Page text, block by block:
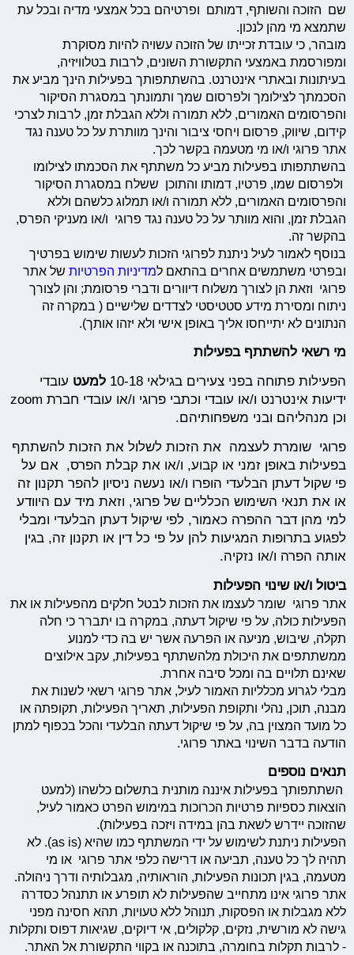
שם הזוכה והשותף, דמותם ופרטיהם בכל אמצעי מדיה ובכל עת
שתמצא מי מהן לנכון.
מובהר, כי עובדת זכייתו של הזוכה עשויה להיות מסוקרת
ומפורסמת באמצעי התקשורת השונים, לרבות בטלוויזיה,
בעיתונות ובאתרי אינטרנט. בהשתתפותך בפעילות הינך מביע את
הסכמתך לצילומך ולפרסום שמך ותמונתך במסגרת הסיקור
והפרסומים האמורים, ללא תמורה וללא הגבלת זמן, לרבות לצרכי
קידום, שיווק, פרסום ויחסי ציבור והינך מוותרת על כל טענה נגד
אתר פרוגי ו/או מי מטעמה בקשר לכך.
בהשתתפותו בפעילות מביע כל משתתף את הסכמתו לצילומו
ולפרסום שמו, פרטיו, דמותו והתוכן ששלח במסגרת הסיקור
והפרסומים האמורים, ללא תמורה ו/או תמלוג כלשהם וללא
הגבלת זמן, והוא מוותר על כל טענה נגד פרוגי ו/או מעניקי הפרס,
בהקשר זה.
בנוסף לאמור לעיל ניתנת לפרוגי הזכות לעשות שימוש בפרטיך
ובפרטי משתמשים אחרים בהתאם למדיניות הפרטיות של אתר
פרוגי וזאת הן לצורך משלוח דיוורים ודברי פרסומת; והן לצורך
ניתוח ומסירת מידע סטטיסטי לצדדים שלישיים ( במקרה זה
הנתונים לא יתייחסו אליך באופן אישי ולא יזהו אותך).
מי רשאי להשתתף בפעילות
הפעילות פתוחה בפני צעירים בגילאי 10-18
למעט עובדי
ידיעות אינטרנט ו/או עובדי וכתבי פרוגי ו/או עובדי חברת zoom
וכן מנהליהם ובני משפחותיהם.
פרוגי שומרת לעצמה את הזכות לשלול את הזכות להשתתף
בפעילות באופן זמני או קבוע, ו/או את קבלת הפרס, אם על
פי שקול דעתן הבלעדי הופרו ו/או נעשה ניסיון להפר תקנון זה
או את תנאי השימוש הכלליים של פרוגי, וזאת מיד עם היוודע
למי מהן דבר ההפרה כאמור, לפי שיקול דעתן הבלעדי ומבלי
לפגוע בתרופות המגיעות להן על פי כל דין או תקנון זה, בגין
אותה הפרה ו/או נזקיה.
ביטול ו/או שינוי הפעילות
אתר פרוגי שומר לעצמו את הזכות לבטל חלקים מהפעילות או את
הפעילות כולה, על פי שיקול דעתה, במקרה בו יתברר כי חלה
תקלה, שיבוש, מניעה או הפרעה אשר יש בה כדי למנוע
ממשתתפים את היכולת מלהשתתף בפעילות, עקב אילוצים
שאינם תלויים בה ומכל סיבה אחרת.
מבלי לגרוע מכלליות האמור לעיל, אתר פרוגי רשאי לשנות את
מבנה, תוכן, נהלי ותקופת הפעילות, תאריך הפעילות, תקופתה או
כל מועד המצוין בה, על פי שיקול דעתה הבלעדי והכל בכפוף למתן
הודעה בדבר השינוי באתר פרוגי.
תנאים נוספים
השתתפותך בפעילות איננה מותנית בתשלום כלשהו (למעט
הוצאות כספיות פרטיות הכרוכות במימוש הפרט כאמור לעיל,
שהזוכה יידרש לשאת בהן במידה ויזכה בפעילות).
הפעילות ניתנת לשימוש על ידי המשתתף כמו שהיא (as is). לא
תהיה לך כל טענה, תביעה או דרישה כלפי אתר פרוגי או מי
מטעמה, בגין תכונות הפעילות, הוראותיה, מגבלותיה ודרך ניהולה.
אתר פרוגי אינו מתחייב שהפעילות לא תופרע או תתנהל כסדרה
ללא מגבלות או הפסקות, תנוהל ללא טעויות, תהא חסינה מפני
גישה לא מורשית, נזקים, קלקולים, אי דיוקים, שגיאות דפוס ותקלות
- לרבות תקלות בחומרה, בתוכנה או בקווי התקשורת אל האתר.